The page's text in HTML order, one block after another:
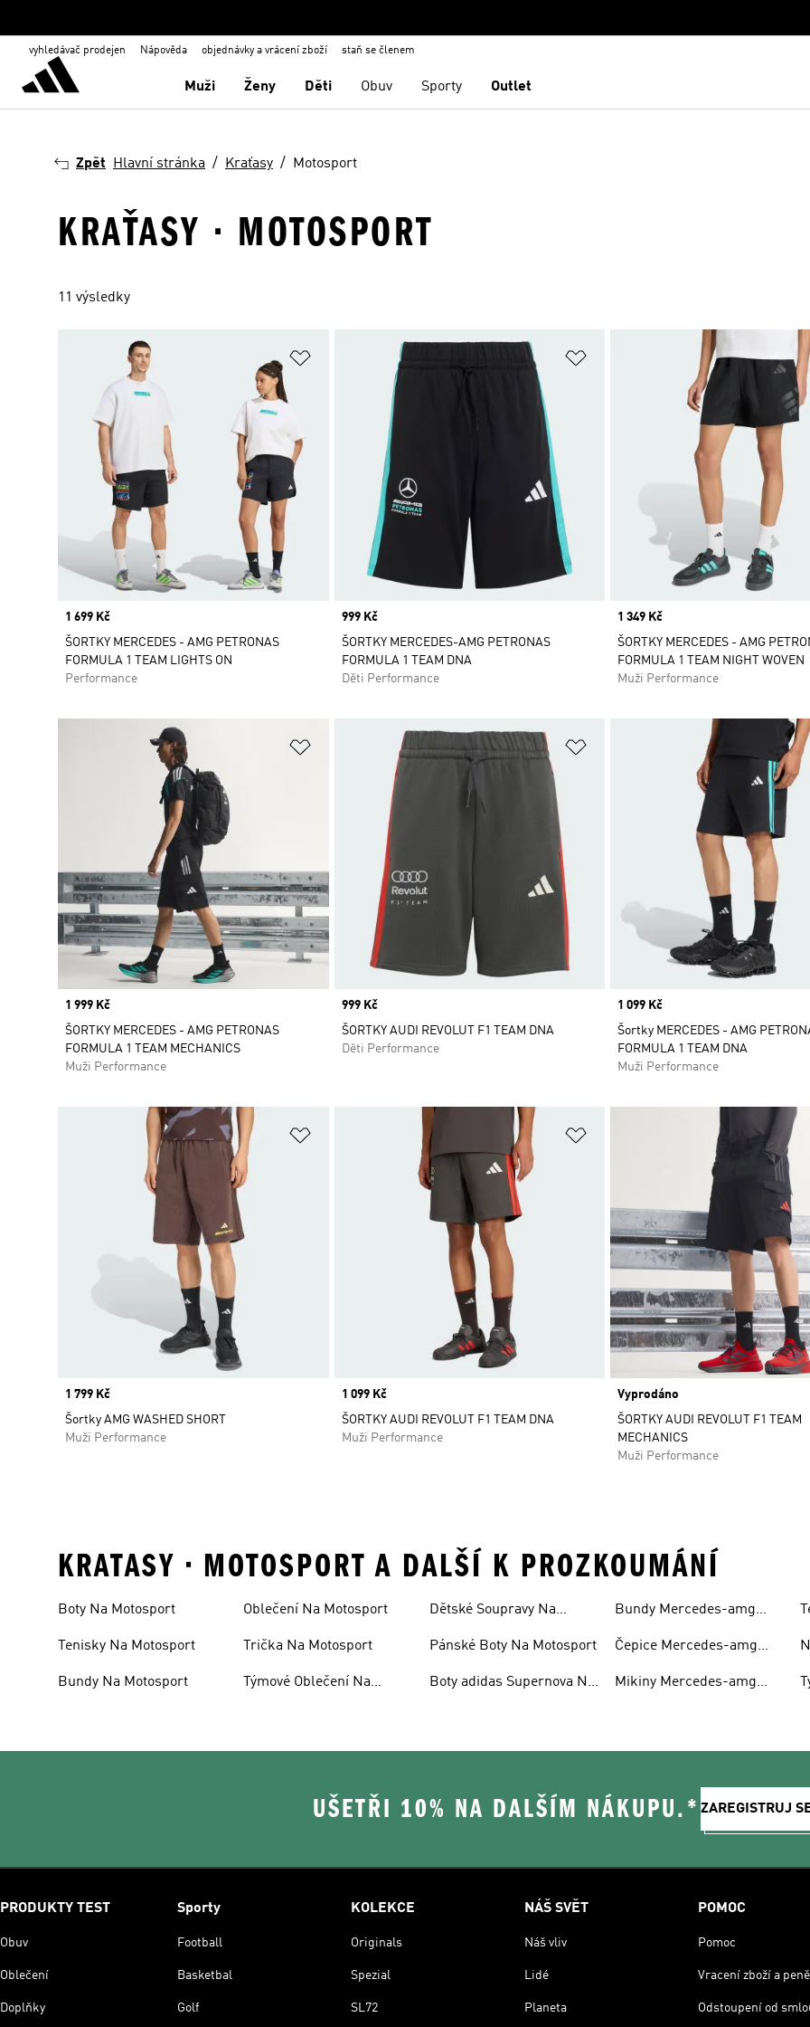
vyhledávač prodejen Nápověda objednávky a vrácení zboží staň se členem
Muži Ženy Děti Obuv Sporty Outlet
Zpět Hlavní stránka Kraťasy Motosport
KRAŤASY · MOTOSPORT
11 výsledky
Přidat do seznamu přání
Price
1 699 Kč
ŠORTKY MERCEDES - AMG PETRONAS
FORMULA 1 TEAM LIGHTS ON
Performance
Přidat do seznamu přání
Price
999 Kč
ŠORTKY MERCEDES-AMG PETRONAS
FORMULA 1 TEAM DNA
Děti Performance
Price
1 349 Kč
ŠORTKY MERCEDES - AMG
FORMULA 1 TEAM NIGHT WOVEN
Muži Performance
Přidat do seznamu přání
Price
1 999 Kč
ŠORTKY MERCEDES - AMG PETRONAS
FORMULA 1 TEAM MECHANICS
Muži Performance
Přidat do seznamu přání
Price
999 Kč
ŠORTKY AUDI REVOLUT F1 TEAM DNA
Děti Performance
Price
1 099 Kč
Šortky MERCEDES - AMG
FORMULA 1 TEAM DNA
Muži Performance
Přidat do seznamu přání
Price
1 799 Kč
Šortky AMG WASHED SHORT
Muži Performance
Přidat do seznamu přání
Price
1 099 Kč
ŠORTKY AUDI REVOLUT F1 TEAM DNA
Muži Performance
Vyprodáno
ŠORTKY AUDI REVOLUT F1 TEAM
MECHANICS
Muži Performance
KRATASY • MOTOSPORT A DALŠÍ K PROZKOUMÁNÍ
Boty Na Motosport
Tenisky Na Motosport
Bundy Na Motosport
Oblečení Na Motosport
Trička Na Motosport
Týmové Oblečení Na
Dětské Soupravy Na
Pánské Boty Na Motosport
Boty adidas Supernova Na
Bundy Mercedes-amg
Čepice Mercedes-amg
Mikiny Mercedes-amg
UŠETŘI 10% NA DALŠÍM NÁKUPU.* ZAREGISTRUJ
PRODUKTY TEST
Obuv
Oblečení
Doplňky
Sporty
Football
Basketbal
Golf
KOLEKCE
Originals
Spezial
SL72
NÁŠ SVĚT
Náš vliv
Lidé
Planeta
POMOC
Pomoc
Vracení zboží a
Odstoupení od